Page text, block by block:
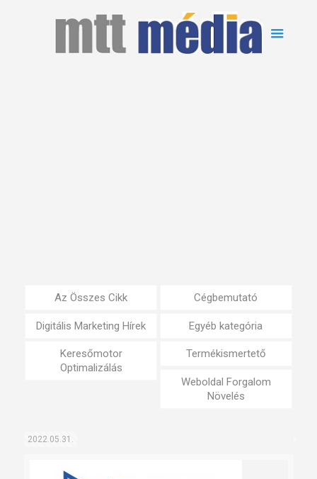
Az Összes Cikk Cégbemutató
Digitális Marketing Hírek Egyéb kategória
Keresőmotor
Optimalizálás
Termékismertető
Weboldal Forgalom
Növelés
2022.05.31.